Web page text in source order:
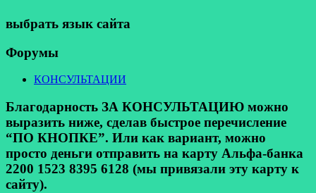
выбрать язык сайта
Форумы
КОНСУЛЬТАЦИИ
Благодарность ЗА КОНСУЛЬТАЦИЮ можно
выразить ниже, сделав быстрое перечисление
“ПО КНОПКЕ”. Или как вариант, можно
просто деньги отправить на карту Альфа-банка
2200 1523 8395 6128 (мы привязали эту карту к
сайту).